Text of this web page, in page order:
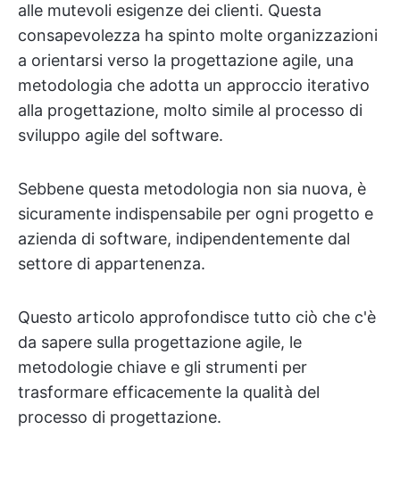
alle mutevoli esigenze dei clienti. Questa
consapevolezza ha spinto molte organizzazioni
a orientarsi verso la progettazione agile, una
metodologia che adotta un approccio iterativo
alla progettazione, molto simile al processo di
sviluppo agile del software.
Sebbene questa metodologia non sia nuova, è
sicuramente indispensabile per ogni progetto e
azienda di software, indipendentemente dal
settore di appartenenza.
Questo articolo approfondisce tutto ciò che c'è
da sapere sulla progettazione agile, le
metodologie chiave e gli strumenti per
trasformare efficacemente la qualità del
processo di progettazione.